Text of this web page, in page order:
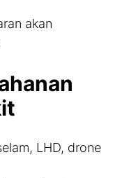
akan
LHD, drone